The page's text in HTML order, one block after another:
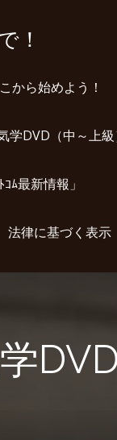
！
から始めよう！
学DVD（中～上級
ﾑ最新情報」
法律に基づく表示